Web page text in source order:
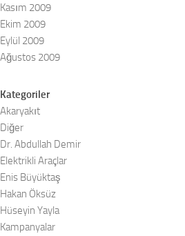
Kasım 2009
Ekim 2009
Eylül 2009
Ağustos 2009
Kategoriler
Akaryakıt
Diğer
Dr. Abdullah Demir
Elektrikli Araçlar
Enis Büyüktaş
Hakan Öksüz
Hüseyin Yayla
Kampanyalar